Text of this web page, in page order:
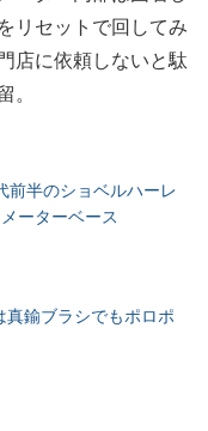
リセットで回してみ
店に依頼しないと駄
。
前半のショベルハーレ
ーターベース
真鍮ブラシでもポロポ